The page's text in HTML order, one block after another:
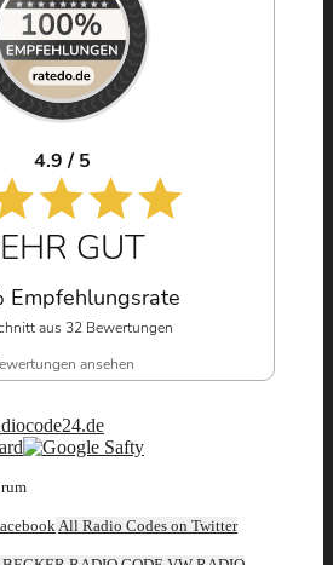
4.9 / 5
GUT
Empfehlungsrate
aus 32 Bewertungen
ansehen
All Radio Codes on Twitter